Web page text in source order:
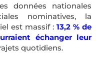
données nationales
nominatives, la
est massif :13,2 % de
échanger leur
quotidiens.